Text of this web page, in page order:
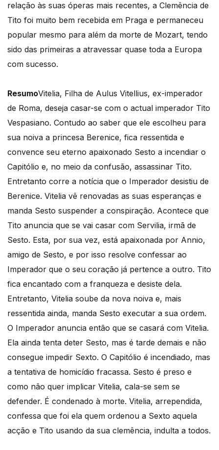
relação às suas óperas mais recentes, a Clemência de
Tito foi muito bem recebida em Praga e permaneceu
popular mesmo para além da morte de Mozart, tendo
sido das primeiras a atravessar quase toda a Europa
com sucesso.
ResumoVitelia, Filha de Aulus Vitellius, ex-imperador
de Roma, deseja casar-se com o actual imperador Tito
Vespasiano. Contudo ao saber que ele escolheu para
sua noiva a princesa Berenice, fica ressentida e
convence seu eterno apaixonado Sesto a incendiar o
Capitólio e, no meio da confusão, assassinar Tito.
Entretanto corre a notícia que o Imperador desistiu de
Berenice. Vitelia vê renovadas as suas esperanças e
manda Sesto suspender a conspiração. Acontece que
Tito anuncia que se vai casar com Servilia, irmã de
Sesto. Esta, por sua vez, está apaixonada por Annio,
amigo de Sesto, e por isso resolve confessar ao
Imperador que o seu coração já pertence a outro. Tito
fica encantado com a franqueza e desiste dela.
Entretanto, Vitelia soube da nova noiva e, mais
ressentida ainda, manda Sesto executar a sua ordem.
O Imperador anuncia então que se casará com Vitelia.
Ela ainda tenta deter Sesto, mas é tarde demais e não
consegue impedir Sexto. O Capitólio é incendiado, mas
a tentativa de homicídio fracassa. Sesto é preso e
como não quer implicar Vitelia, cala-se sem se
defender. É condenado à morte. Vitelia, arrependida,
confessa que foi ela quem ordenou a Sexto aquela
acção e Tito usando da sua clemência, indulta a todos.